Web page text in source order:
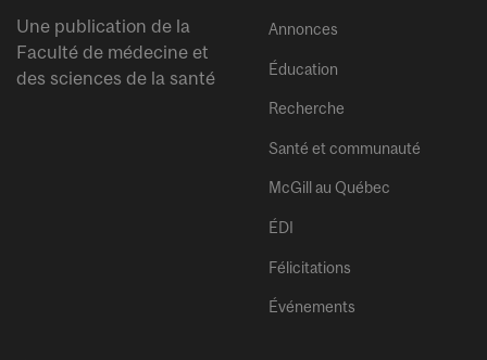
Une publication de la
Faculté de médecine et
des sciences de la santé
Annonces
Éducation
Recherche
Santé et communauté
McGill au Québec
ÉDI
Félicitations
Événements